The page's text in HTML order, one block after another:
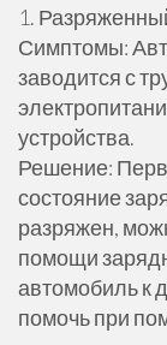
1.
Симптомы:
заводится с
устройства.
Решение:
состояние
разряжен,
помощи
автомобиль к
помочь при